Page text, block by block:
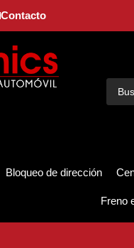
Contacto
Bloqueo de dirección
Freno